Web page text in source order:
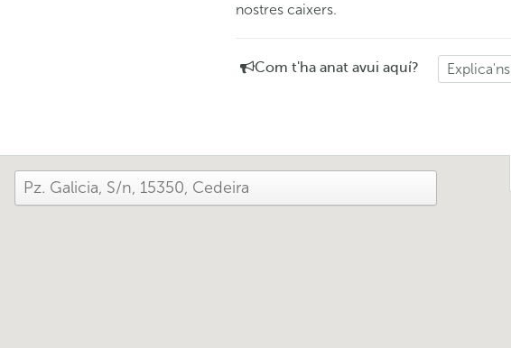
nostres caixers.
Com t'ha anat avui aquí?